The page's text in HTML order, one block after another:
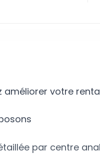
améliorer votre
par centre